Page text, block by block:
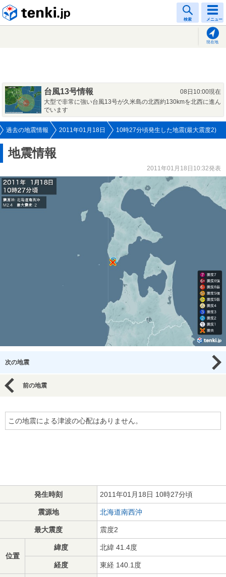
検索 メニュー
現在地
台風13号情報
08日10:00現在
大型で非常に強い台風13号が久米島の北西約130kmを北西に進ん
でいます
過去の地震情報 2011年01月18日 10時27分頃発生した地震(最大震度2)
地震情報
2011年01月18日10:32発表
次の地震
前の地震
この地震による津波の心配はありません。
発生時刻 2011年01月18日 10時27分頃
震源地 北海道南西沖
最大震度 震度2
位置
緯度 北緯 41.4度
経度 東経 140.1度